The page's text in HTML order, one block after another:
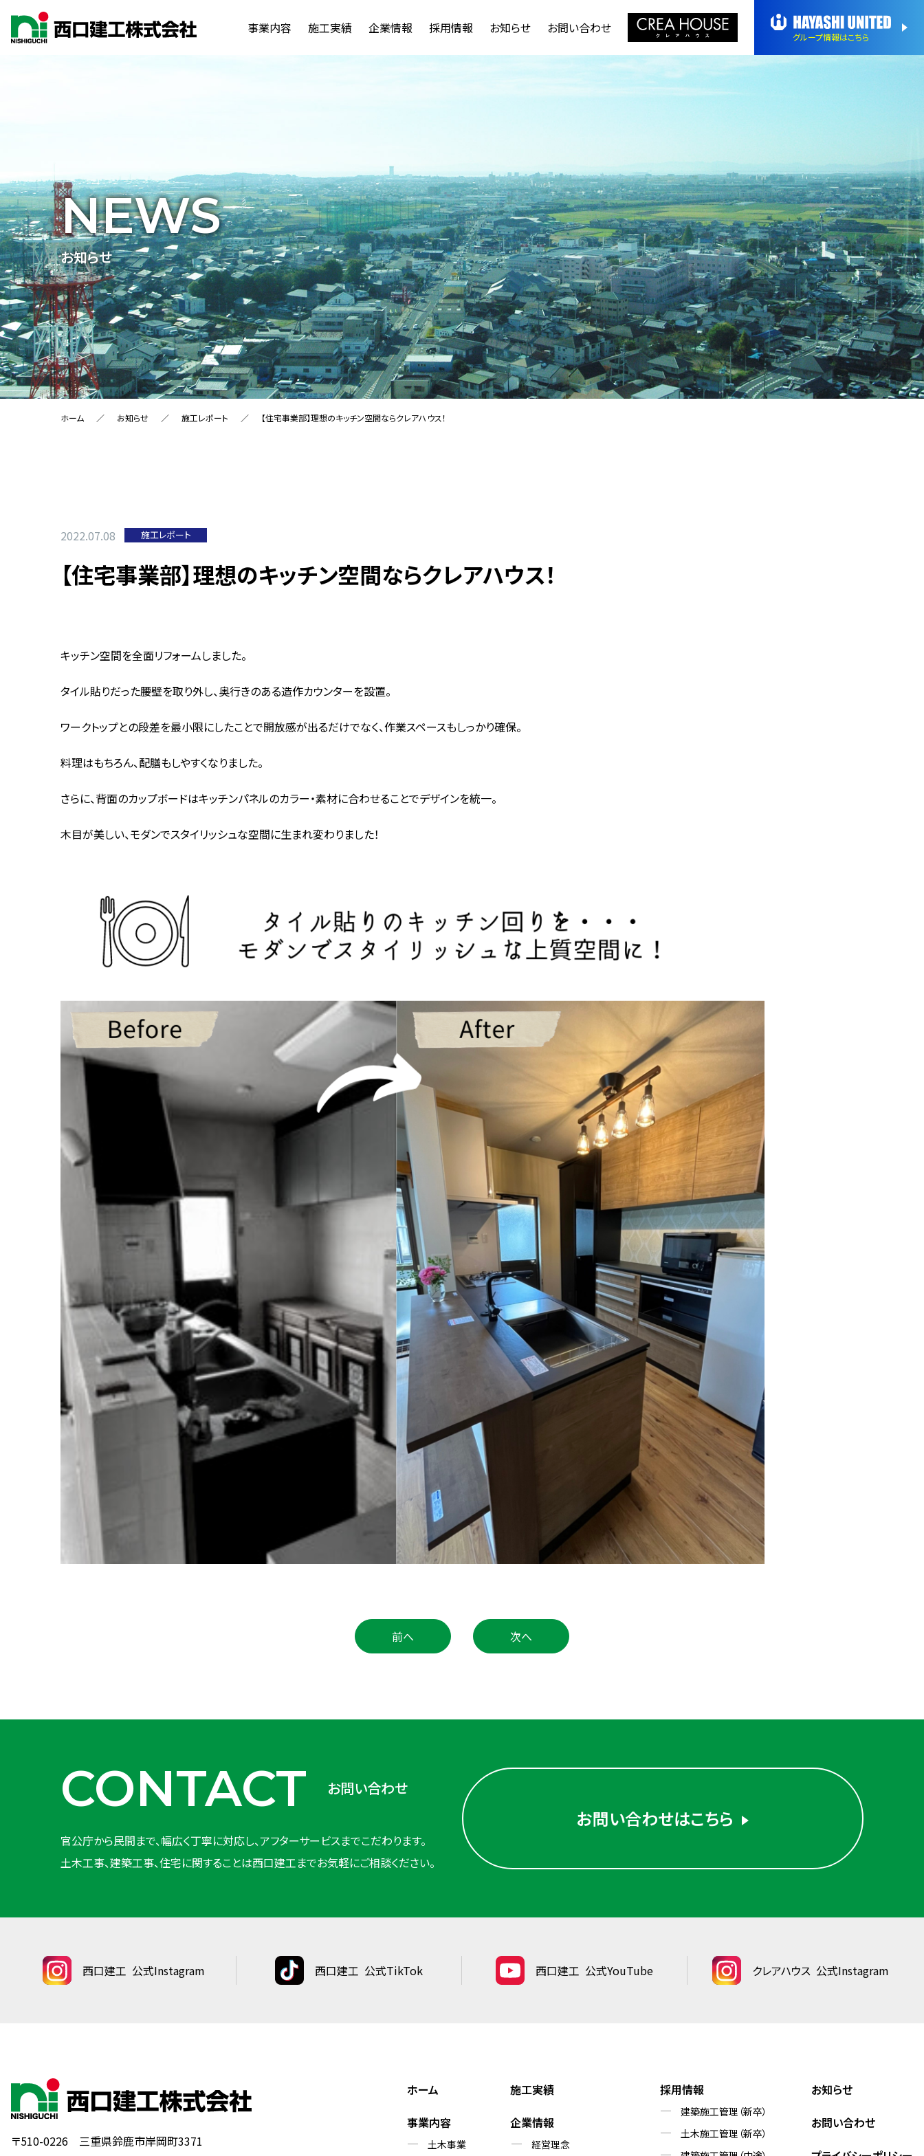
事業内容 施工実績 企業情報 採用情報 お知らせ お問い合わせ
グループ情報はこちら
NEWS
お知らせ
ホーム お知らせ 施工レポート 【住宅事業部】理想のキッチン空間ならクレアハウス！
2022.07.08 施工レポート
【住宅事業部】理想のキッチン空間ならクレアハウス！
キッチン空間を全面リフォームしました。
タイル貼りだった腰壁を取り外し、奥行きのある造作カウンターを設置。
ワークトップとの段差を最小限にしたことで開放感が出るだけでなく、作業スペースもしっかり確保。
料理はもちろん、配膳もしやすくなりました。
さらに、背面のカップボードはキッチンパネルのカラー・素材に合わせることでデザインを統一。
木目が美しい、モダンでスタイリッシュな空間に生まれ変わりました！
前へ 次へ
CONTACT お問い合わせ
官公庁から民間まで、幅広く丁寧に対応し、アフターサービスまでこだわります。
土木工事、建築工事、住宅に関することは西口建工までお気軽にご相談ください。
お問い合わせはこちら
西口建工 公式Instagram 西口建工 公式TikTok 西口建工 公式YouTube クレアハウス 公式Instagram
〒510-0226 三重県鈴鹿市岸岡町3371
ホーム
事業内容
土木事業
施工実績
企業情報
経営理念
採用情報
建築施工管理（新卒）
土木施工管理（新卒）
お知らせ
お問い合わせ